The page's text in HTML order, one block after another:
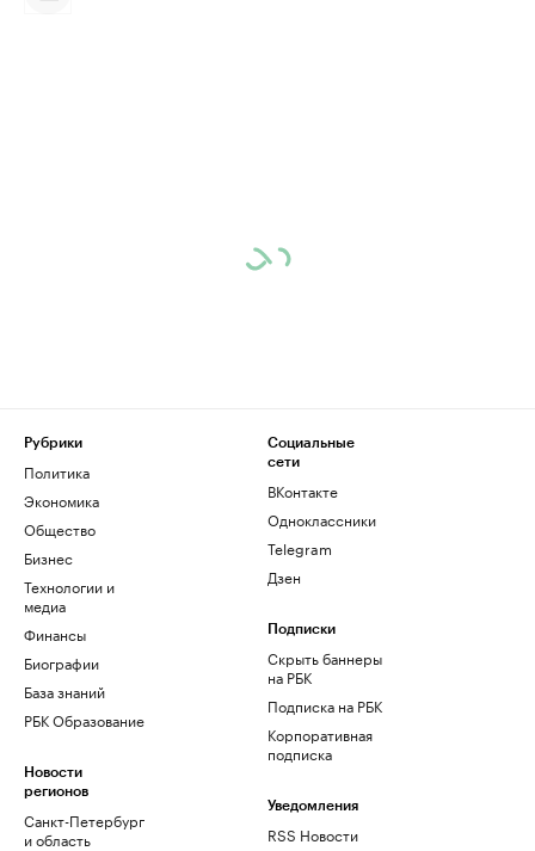
Рубрики
Политика
Экономика
Общество
Бизнес
Технологии и
медиа
Финансы
Биографии
База знаний
РБК Образование
Новости
регионов
Санкт-Петербург
и область
Социальные
сети
ВКонтакте
Одноклассники
Telegram
Дзен
Подписки
Скрыть баннеры
на РБК
Подписка на РБК
Корпоративная
подписка
Уведомления
RSS Новости